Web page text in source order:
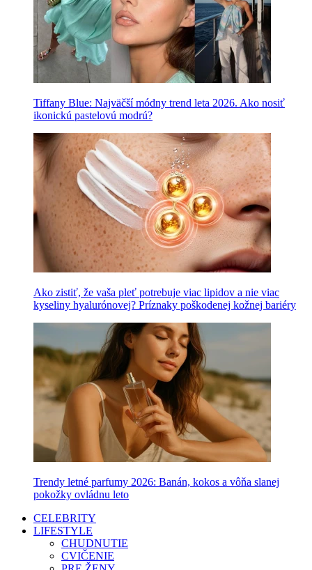
Tiffany Blue: Najväčší módny trend leta 2026. Ako nosiť
ikonickú pastelovú modrú?
Ako zistiť, že vaša pleť potrebuje viac lipidov a nie viac
kyseliny hyalurónovej? Príznaky poškodenej kožnej bariéry
Trendy letné parfumy 2026: Banán, kokos a vôňa slanej
pokožky ovládnu leto
CELEBRITY
LIFESTYLE
CHUDNUTIE
CVIČENIE